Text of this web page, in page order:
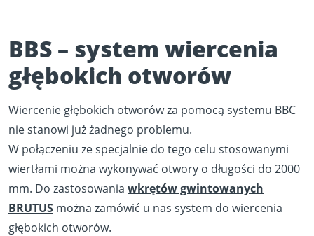
BBS – system wiercenia
głębokich otworów
Wiercenie głębokich otworów za pomocą systemu BBC
nie stanowi już żadnego problemu.
W połączeniu ze specjalnie do tego celu stosowanymi
wiertłami można wykonywać otwory o długości do 2000
mm. Do zastosowania wkrętów gwintowanych
BRUTUS można zamówić u nas system do wiercenia
głębokich otworów.